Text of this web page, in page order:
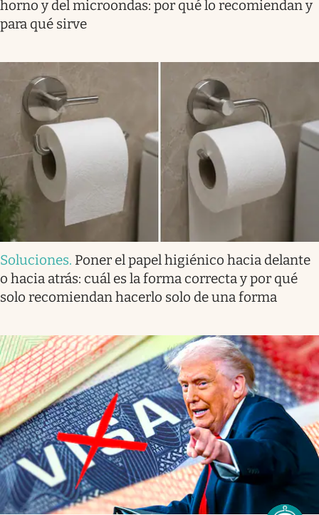
horno y del microondas: por qué lo recomiendan y
para qué sirve
Soluciones. Poner el papel higiénico hacia delante
o hacia atrás: cuál es la forma correcta y por qué
solo recomiendan hacerlo solo de una forma